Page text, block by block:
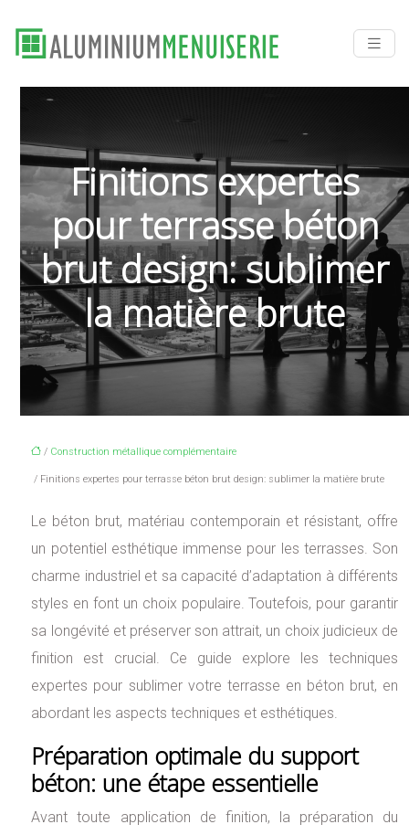
Finitions expertes
pour terrasse béton
brut design: sublimer
la matière brute
/ Construction métallique complémentaire
/ Finitions expertes pour terrasse béton brut design: sublimer la matière brute
Le béton brut, matériau contemporain et résistant, offre
un potentiel esthétique immense pour les terrasses. Son
charme industriel et sa capacité d’adaptation à différents
styles en font un choix populaire. Toutefois, pour garantir
sa longévité et préserver son attrait, un choix judicieux de
finition est crucial. Ce guide explore les techniques
expertes pour sublimer votre terrasse en béton brut, en
abordant les aspects techniques et esthétiques.
Préparation optimale du support
béton: une étape essentielle
Avant toute application de finition, la préparation du